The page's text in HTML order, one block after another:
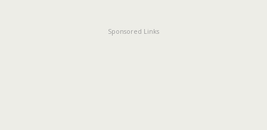
Sponsored Links